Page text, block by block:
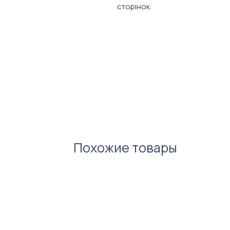
сторінок.
Похожие товары